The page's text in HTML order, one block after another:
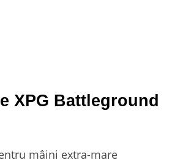
XPG Battleground
mâini extra-mare